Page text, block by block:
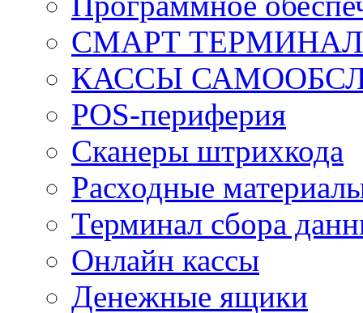
СМАРТ
КАССЫ
POS-периферия
Сканеры штрихкода
Расходные
Терминал сбора
Онлайн кассы
Денежные ящики